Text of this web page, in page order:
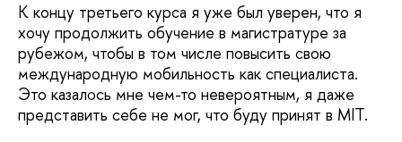
К концу третьего курса я уже был уверен, что я
хочу продолжить обучение в магистратуре за
рубежом, чтобы в том числе повысить свою
международную мобильность как специалиста.
Это казалось мне чем-то невероятным, я даже
представить себе не мог, что буду принят в MIT.